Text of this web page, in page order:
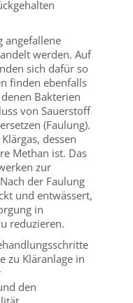
angefallene
werden. Auf
sich dafür so
finden ebenfalls
Bakterien
von Sauerstoff
(Faulung).
dessen
Methan ist. Das
zur
der Faulung
und entwässert,
in
reduzieren.
zu Kläranlage in
den